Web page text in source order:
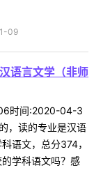
09
语言文学（非师
时间:2020-04-3
，读的专业是汉语
语文，总分374，
学科语文吗？感